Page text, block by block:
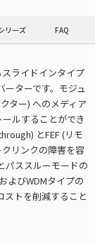
リーズ FAQ
ライドインタイプ
ターです。モジュ
ター) へのメディア
ルすることができ
とFEF (リモ
リンクの障害を容
パススルーモードの
よびWDMタイプの
ストを削減すること